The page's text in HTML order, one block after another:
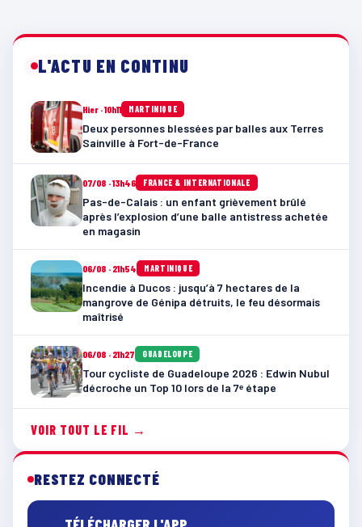
L'ACTU EN CONTINU
Hier · 10h11 MARTINIQUE
Deux personnes blessées par balles aux Terres
Sainville à Fort-de-France
07/08 · 13h46 FRANCE & INTERNATIONALE
Pas-de-Calais : un enfant grièvement brûlé
après l’explosion d’une balle antistress achetée
en magasin
06/08 · 21h54 MARTINIQUE
Incendie à Ducos : jusqu’à 7 hectares de la
mangrove de Génipa détruits, le feu désormais
maîtrisé
06/08 · 21h27 GUADELOUPE
Tour cycliste de Guadeloupe 2026 : Edwin Nubul
décroche un Top 10 lors de la 7ᵉ étape
VOIR TOUT LE FIL →
RESTEZ CONNECTÉ